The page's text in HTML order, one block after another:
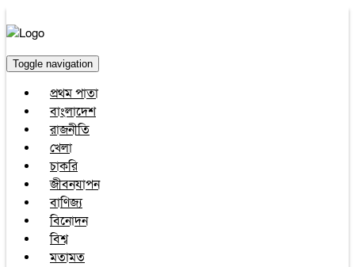
Toggle navigation
প্রথম পাতা
বাংলাদেশ
রাজনীতি
খেলা
চাকরি
জীবনযাপন
বাণিজ্য
বিনোদন
বিশ্ব
মতামত